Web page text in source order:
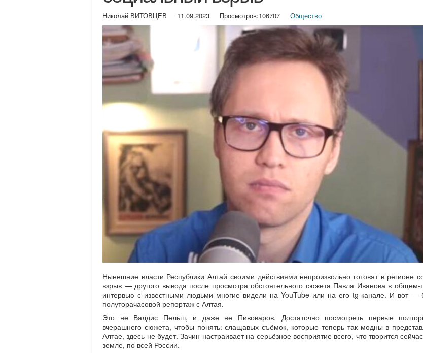
Николай ВИТОВЦЕВ 11.09.2023 Просмотров:106707 Общество
Нынешние власти Республики Алтай своими действиями непроизвольно готовят в регионе
взрыв — другого вывода после просмотра обстоятельного сюжета Павла Иванова в общем-
интервью с известными людьми многие видели на YouTube или на его tg-канале. И вот —
полуторачасовой репортаж с Алтая.
Это не Валдис Пельш, и даже не Пивоваров. Достаточно посмотреть первые
вчерашнего сюжета, чтобы понять: слащавых съёмок, которые теперь так модны в
Алтае, здесь не будет. Зачин настраивает на серьёзное восприятие всего, что творится
земле, по всей России.